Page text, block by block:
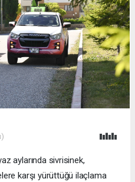
aylarında sivrisinek,
karşı yürüttüğü ilaçlama